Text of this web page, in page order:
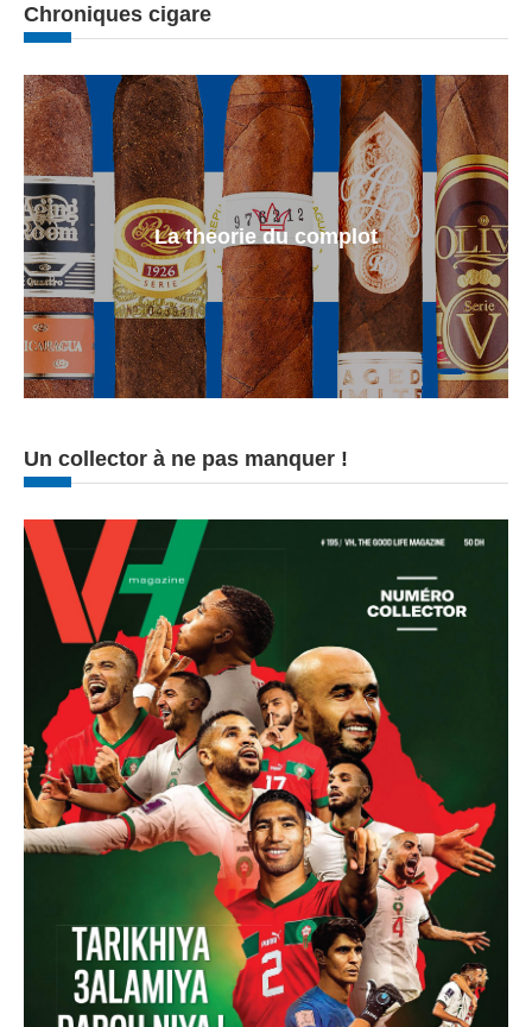
Chroniques cigare
La theorie du complot
Un collector à ne pas manquer !